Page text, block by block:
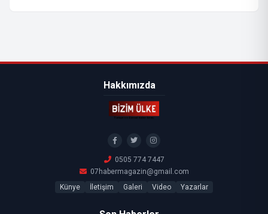
Hakkımızda
0505 774 7447
07habermagazin@gmail.com
Künye
İletişim Galeri Video Yazarlar